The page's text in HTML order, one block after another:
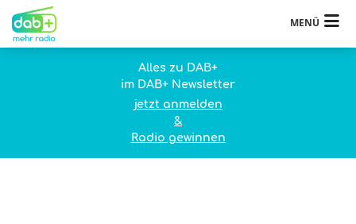
MENÜ
Alles zu DAB+
im DAB+ Newsletter
jetzt anmelden
&
Radio gewinnen